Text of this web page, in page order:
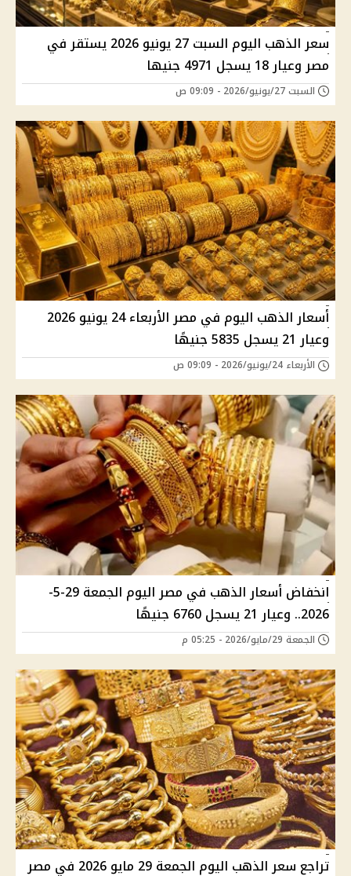
سعر الذهب اليوم السبت 27 يونيو 2026 يستقر في
مصر وعيار 18 يسجل 4971 جنيها
السبت 27/يونيو/2026 - 09:09 ص
أسعار الذهب اليوم في مصر الأربعاء 24 يونيو 2026
وعيار 21 يسجل 5835 جنيهًا
الأربعاء 24/يونيو/2026 - 09:09 ص
انخفاض أسعار الذهب في مصر اليوم الجمعة 29-5-
2026.. وعيار 21 يسجل 6760 جنيهًا
الجمعة 29/مايو/2026 - 05:25 م
تراجع سعر الذهب اليوم الجمعة 29 مايو 2026 في مصر